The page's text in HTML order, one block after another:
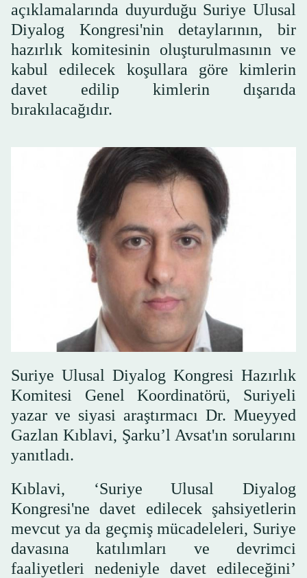
açıklamalarında duyurduğu Suriye Ulusal
Diyalog Kongresi'nin detaylarının, bir
hazırlık komitesinin oluşturulmasının ve
kabul edilecek koşullara göre kimlerin
davet edilip kimlerin dışarıda
bırakılacağıdır.
Suriye Ulusal Diyalog Kongresi Hazırlık
Komitesi Genel Koordinatörü, Suriyeli
yazar ve siyasi araştırmacı Dr. Mueyyed
Gazlan Kıblavi, Şarku’l Avsat'ın sorularını
yanıtladı.
Kıblavi, ‘Suriye Ulusal Diyalog
Kongresi'ne davet edilecek şahsiyetlerin
mevcut ya da geçmiş mücadeleleri, Suriye
davasına katılımları ve devrimci
faaliyetleri nedeniyle davet edileceğini’